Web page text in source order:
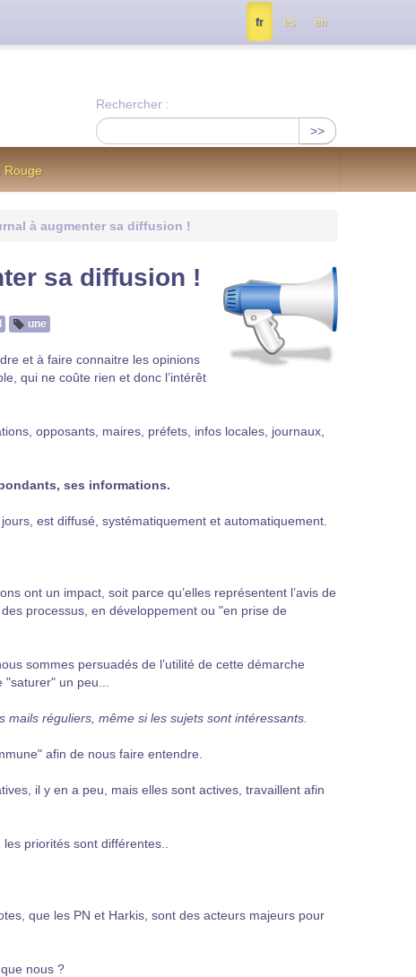
Rechercher :
>>
Rouge
à augmenter sa diffusion !
sa diffusion !
une
et à faire connaitre les opinions
qui ne coûte rien et donc l’intérêt
opposants, maires, préfets, infos locales, journaux,
ses informations.
est diffusé, systématiquement et automatiquement.
ont un impact, soit parce qu’elles représentent l’avis de
processus, en développement ou "en prise de
sommes persuadés de l’utilité de cette démarche
un peu...
réguliers, même si les sujets sont intéressants.
afin de nous faire entendre.
il y en a peu, mais elles sont actives, travaillent afin
priorités sont différentes..
que les PN et Harkis, sont des acteurs majeurs pour
nous ?
fr es en
contactez nous à info@notrejournal.info !